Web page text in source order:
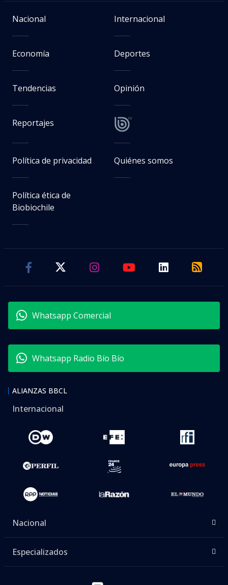
Nacional Internacional
Economía Deportes
Tendencias Opinión
Reportajes
Política de privacidad Quiénes somos
Política ética de
Biobiochile
Whatsapp Comercial
Whatsapp Radio Bío Bío
ALIANZAS BBCL
Internacional
Nacional
Especializados